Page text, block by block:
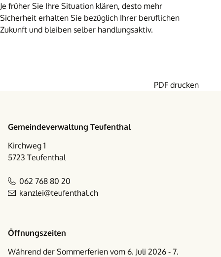
Je früher Sie Ihre Situation klären, desto mehr
Sicherheit erhalten Sie bezüglich Ihrer beruflichen
Zukunft und bleiben selber handlungsaktiv.
PDF drucken
Gemeindeverwaltung Teufenthal
Kirchweg 1
5723 Teufenthal
062 768 80 20
kanzlei@teufenthal.ch
Öffnungszeiten
Während der Sommerferien vom 6. Juli 2026 - 7.